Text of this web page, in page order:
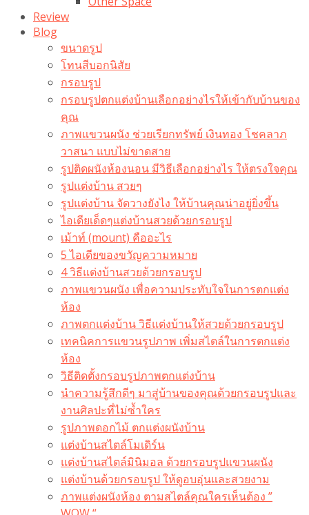
Review
Blog
ขนาดรูป
โทนสีบอกนิสัย
กรอบรูป
กรอบรูปตกแต่งบ้านเลือกอย่างไรให้เข้ากับบ้านของ
คุณ
ภาพแขวนผนัง ช่วยเรียกทรัพย์ เงินทอง โชคลาภ
วาสนา แบบไม่ขาดสาย
รูปติดผนังห้องนอน มีวิธีเลือกอย่างไร ให้ตรงใจคุณ
รูปแต่งบ้าน สวยๆ
รูปแต่งบ้าน จัดวางยังไง ให้บ้านคุณน่าอยู่ยิ่งขึ้น
ไอเดียเด็ดๆแต่งบ้านสวยด้วยกรอบรูป
เม้าท์ (mount) คืออะไร​
5 ไอเดียของขวัญความหมาย
4 วิธีแต่งบ้านสวยด้วยกรอบรูป
ภาพแขวนผนัง เพื่อความประทับใจในการตกแต่ง
ห้อง
ภาพตกแต่งบ้าน วิธีแต่งบ้านให้สวยด้วยกรอบรูป
เทคนิคการแขวนรูปภาพ เพิ่มสไตล์ในการตกแต่ง
ห้อง
วิธีติดตั้งกรอบรูปภาพตกแต่งบ้าน
นำความรู้สึกดีๆ มาสู่บ้านของคุณด้วยกรอบรูปและ
งานศิลปะที่ไม่ซ้ำใคร
รูปภาพดอกไม้ ตกแต่งผนังบ้าน
แต่งบ้านสไตล์โมเดิร์น
แต่งบ้านสไตล์มินิมอล ด้วยกรอบรูปแขวนผนัง
แต่งบ้านด้วยกรอบรูป ให้ดูอบอุ่นและสวยงาม
ภาพแต่งผนังห้อง ตามสไตล์คุณใครเห็นต้อง ”